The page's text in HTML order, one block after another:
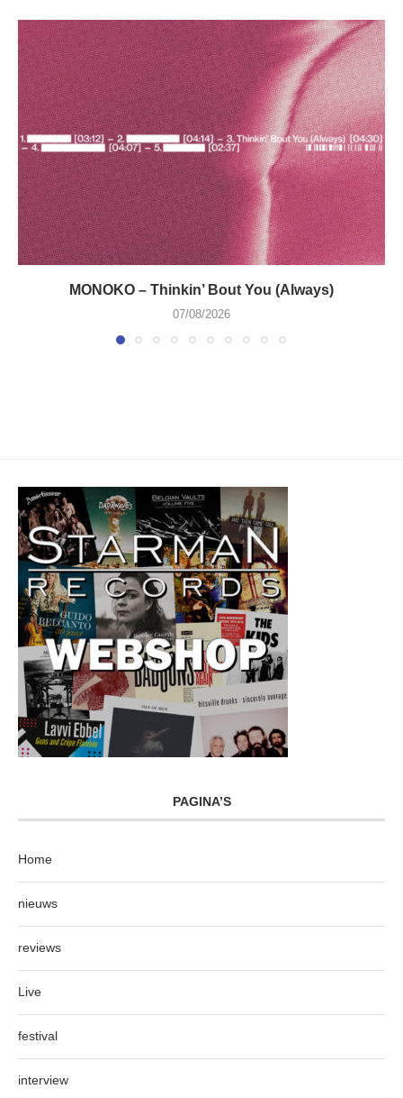
MONOKO – Thinkin’ Bout You (Always)
07/08/2026
PAGINA’S
Home
nieuws
reviews
Live
festival
interview